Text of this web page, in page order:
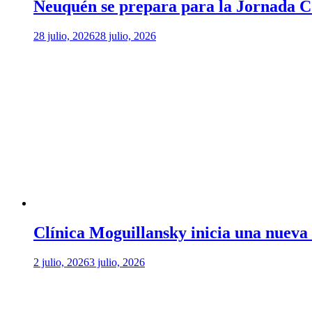
Neuquén se prepara para la Jornada
28 julio, 202628 julio, 2026
Clínica Moguillansky inicia una
2 julio, 20263 julio, 2026